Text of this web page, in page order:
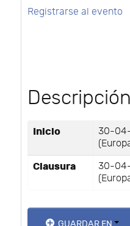
Registrarse al evento
Inicio
30-
Clausura
30-